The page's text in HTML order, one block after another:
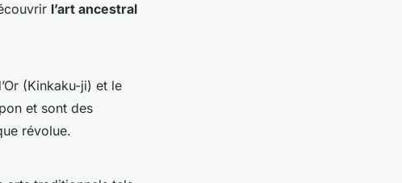
l’art ancestral
(Kinkaku-ji) et le
et sont des
révolue.